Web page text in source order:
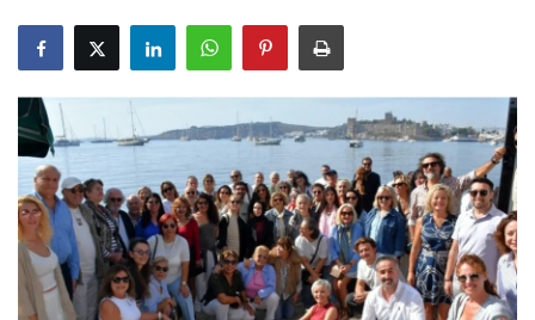
İletişim
Asayiş
Çevre
Gizlilik Politikası
Reklam ve İşbirliği